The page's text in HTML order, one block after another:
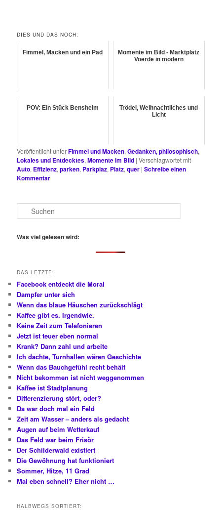
DIES UND DAS NOCH:
Fimmel, Macken und ein Pad
Momente im Bild - Marktplatz
Voerde in modern
POV: Ein Stück Bensheim
Trödel, Weihnachtliches und
Licht
Veröffentlicht unterFimmel und Macken,Gedanken, philosophisch,
Lokales und Entdecktes,Momente im Bild |Verschlagwortet mit
Auto, Effizienz,parken, Parkplaz, Platz,quer |Schreibe einen
Kommentar
u
h
Was viel gelesen wird:
DAS LETZTE:
Facebook entdeckt die Moral
Dampfer unter sich
Wenn das blaue Häuschen zurückschlägt
Kaffee gibt es. Irgendwie.
Keine Zeit zum Telefonieren
Jetzt ist teuer eben normal
Krank? Dann zahl und arbeite
Ich dachte, Turnhallen wären Geschichte
Wenn das Bauchgefühl recht behält
Nicht bekommen ist nicht weggenommen
Kaffee ist Stadtplanung
Differenzierung stört, oder?
Da war doch mal ein Feld
Zeit am Wasser – anders als gedacht
Augen auf beim Wetterkauf
Das Feld war beim Frisör
Der Schilderwald existiert
Die Gewöhnung hat funktioniert
Sommer, Hitze, 11 Grad
Mal eben schnell? Eher nicht …
HALBWEGS SORTIERT: